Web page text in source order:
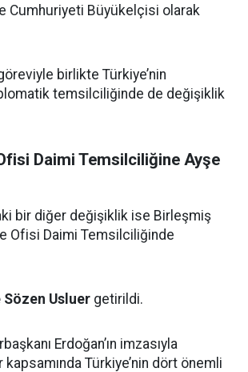
Cumhuriyeti Büyükelçisi olarak
birlikte Türkiye’nin
temsilciliğinde de değişiklik
Daimi Temsilciliğine Ayşe
bir diğer değişiklik ise Birleşmiş
Ofisi Daimi Temsilciliğinde
Sözen Usluer getirildi.
Erdoğan’ın imzasıyla
kapsamında Türkiye’nin dört önemli